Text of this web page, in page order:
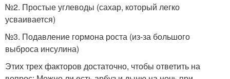
№2. Простые углеводы (сахар, который легко
усваивается)
№3. Подавление гормона роста (из-за большого
выброса инсулина)
Этих трех факторов достаточно, чтобы ответить на